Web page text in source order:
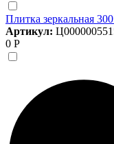
Плитка зеркальная
Артикул:
0 Р